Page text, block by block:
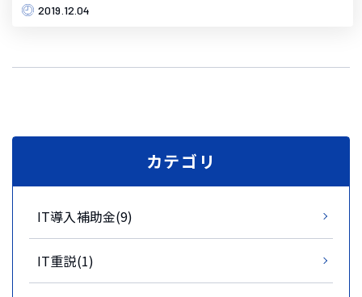
2019.12.04
カテゴリ
IT導入補助金(9)
IT重説(1)